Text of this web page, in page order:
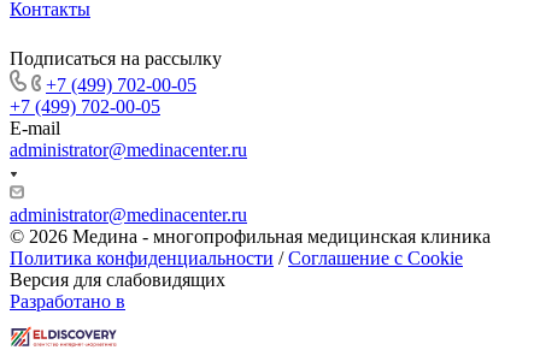
Контакты
Подписаться на рассылку
+7 (499) 702-00-05
+7 (499) 702-00-05
E-mail
administrator@medinacenter.ru
administrator@medinacenter.ru
© 2026 Медина - многопрофильная медицинская клиника
Политика конфиденциальности /Соглашение с Cookie
Версия для слабовидящих
Разработано в